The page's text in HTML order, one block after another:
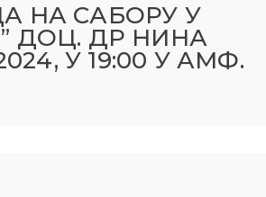
НА САБОРУ У
ДОЦ. ДР НИНА
У 19:00 У АМФ.